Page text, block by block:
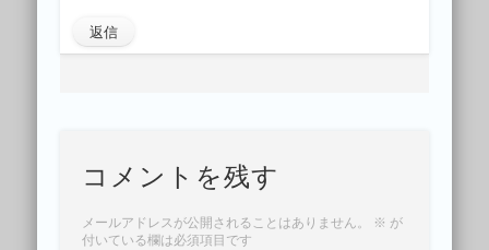
返信
コメントを残す
メールアドレスが公開されることはありません。 ※ が
付いている欄は必須項目です